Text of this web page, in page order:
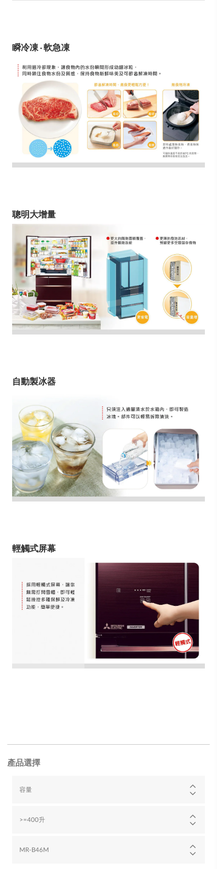
瞬冷凍 ‧ 軟急凍
聰明大增量
自動製冰器
輕觸式屏幕
產品選擇
容量
>=400升
MR-B46M